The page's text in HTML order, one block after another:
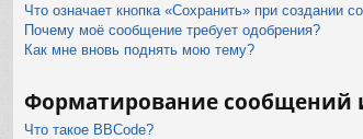
Что означает кнопка «Сохранить» при создании
Почему моё сообщение требует одобрения?
Как мне вновь поднять мою тему?
Форматирование сообщений
Что такое BBCode?